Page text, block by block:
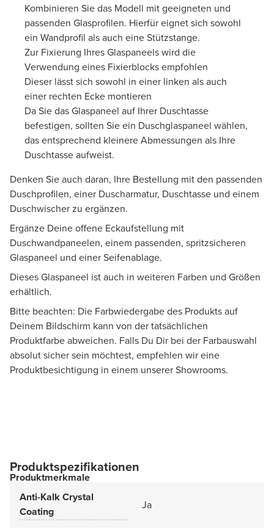
Kombinieren Sie das Modell mit geeigneten und
passenden Glasprofilen. Hierfür eignet sich sowohl
ein Wandprofil als auch eine Stützstange.
Zur Fixierung Ihres Glaspaneels wird die
Verwendung eines Fixierblocks empfohlen
Dieser lässt sich sowohl in einer linken als auch
einer rechten Ecke montieren
Da Sie das Glaspaneel auf Ihrer Duschtasse
befestigen, sollten Sie ein Duschglaspaneel wählen,
das entsprechend kleinere Abmessungen als Ihre
Duschtasse aufweist.
Denken Sie auch daran, Ihre Bestellung mit den passenden
Duschprofilen, einer Duscharmatur, Duschtasse und einem
Duschwischer zu ergänzen.
Ergänze Deine offene Eckaufstellung mit
Duschwandpaneelen, einem passenden, spritzsicheren
Glaspaneel und einer Seifenablage.
Dieses Glaspaneel ist auch in weiteren Farben und Größen
erhältlich.
Bitte beachten: Die Farbwiedergabe des Produkts auf
Deinem Bildschirm kann von der tatsächlichen
Produktfarbe abweichen. Falls Du Dir bei der Farbauswahl
absolut sicher sein möchtest, empfehlen wir eine
Produktbesichtigung in einem unserer Showrooms.
Produktspezifikationen
Produktmerkmale
Anti-Kalk Crystal
Coating
Ja